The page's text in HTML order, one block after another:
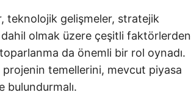
teknolojik gelişmeler, stratejik
dahil olmak üzere çeşitli faktörlerden
da önemli bir rol oynadı.
projenin temellerini, mevcut piyasa
bulundurmalı.